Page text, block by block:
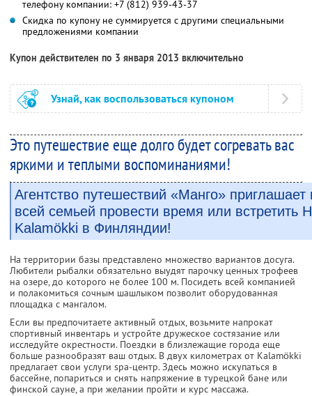
телефону компании: +7 (812) 939-43-37
Скидка по купону не суммируется с другими специальными
предложениями компании
Купон действителен по 3 января 2013 включительно
Узнай, как воспользоваться купоном
Это путешествие еще долго будет согревать вас
яркими и теплыми воспоминаниями!
Агентство путешествий «Манго»
всей семьей провести время или встретить
Kalamökki в Финляндии!
На территории базы представлено множество вариантов досуга.
Любители рыбалки обязательно выудят парочку ценных трофеев
на озере, до которого не более 100 м. Посидеть всей компанией
и полакомиться сочным шашлыком позволит оборудованная
площадка с мангалом.
Если вы предпочитаете активный отдых, возьмите напрокат
спортивный инвентарь и устройте дружеское состязание или
исследуйте окрестности. Поездки в близлежащие города еще
больше разнообразят ваш отдых. В двух километрах от Kalamökki
предлагает свои услуги spa-центр. Здесь можно искупаться в
бассейне, попариться и снять напряжение в турецкой бане или
финской сауне, а при желании пройти и курс массажа.